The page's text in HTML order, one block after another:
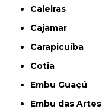
Caieiras
Cajamar
Carapicuíba
Cotia
Embu Guaçú
Embu das Artes